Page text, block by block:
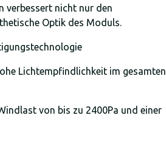
verbessert nicht nur den
Optik des Moduls.
Lichtempfindlichkeit im gesamten
von bis zu 2400Pa und einer